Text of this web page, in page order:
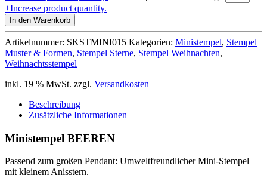
+Increase product quantity.
In den Warenkorb
Artikelnummer: SKSTMINI015 Kategorien: Ministempel, Stempel
Muster & Formen, Stempel Sterne, Stempel Weihnachten,
Weihnachtsstempel
inkl. 19 % MwSt. zzgl. Versandkosten
Beschreibung
Zusätzliche Informationen
Ministempel BEEREN
Passend zum großen Pendant: Umweltfreundlicher Mini-Stempel
mit kleinem Anisstern.